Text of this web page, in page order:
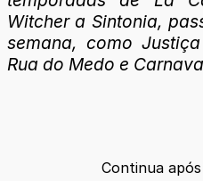
Witcher a Sintonia,
semana, como
Rua do Medo e
Continua